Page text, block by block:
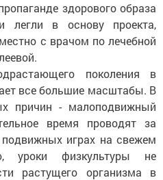
здорового образа
легли в основу проекта,
с врачом по лечебной
поколения в
все большие масштабы. В
причин - малоподвижный
время проводят за
играх на свежем
уроки физкультуры не
растущего организма в